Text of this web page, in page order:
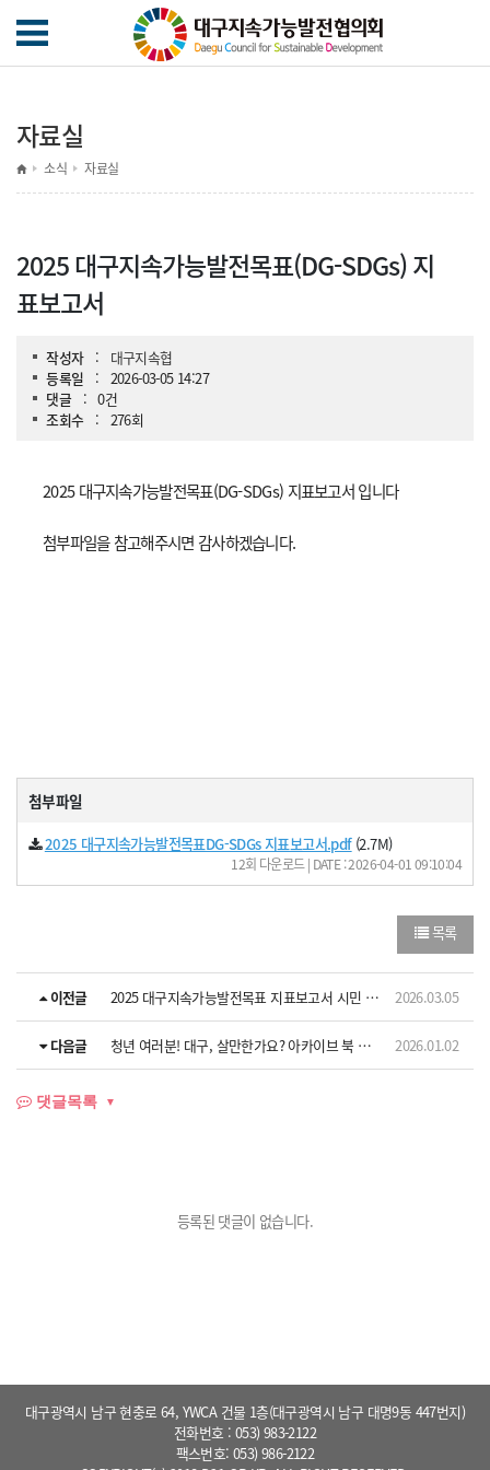
자료실
소식 자료실
2025 대구지속가능발전목표(DG-SDGs) 지
표보고서
작성자 :
대구지속협
등록일
: 2026-03-05 14:27
댓글
: 0건
조회수 : 276회
2025 대구지속가능발전목표(DG-SDGs) 지표보고서 입니다
첨부파일을 참고해주시면 감사하겠습니다.
첨부파일
2025 대구지속가능발전목표DG-SDGs 지표보고서.pdf(2.7M)
12회 다운로드 | DATE : 2026-04-01 09:10:04
목록
이전글 2025 대구지속가능발전목표 지표보고서 시민 리플릿 2026.03.05
다음글 청년 여러분! 대구, 살만한가요? 아카이브 북 발간 2026.01.02
댓글목록
등록된 댓글이 없습니다.
대구광역시 남구 현충로 64, YWCA 건물 1층(대구광역시 남구 대명9동 447번지)
전화번호 : 053) 983-2122
팩스번호: 053) 986-2122